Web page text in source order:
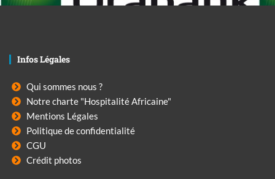
Infos Légales
Qui sommes nous ?
Notre charte "Hospitalité Africaine"
Mentions Légales
Politique de confidentialité
CGU
Crédit photos